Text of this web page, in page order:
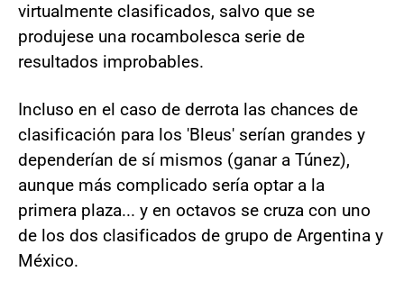
virtualmente clasificados, salvo que se
produjese una rocambolesca serie de
resultados improbables.
Incluso en el caso de derrota las chances de
clasificación para los 'Bleus' serían grandes y
dependerían de sí mismos (ganar a Túnez),
aunque más complicado sería optar a la
primera plaza... y en octavos se cruza con uno
de los dos clasificados de grupo de Argentina y
México.